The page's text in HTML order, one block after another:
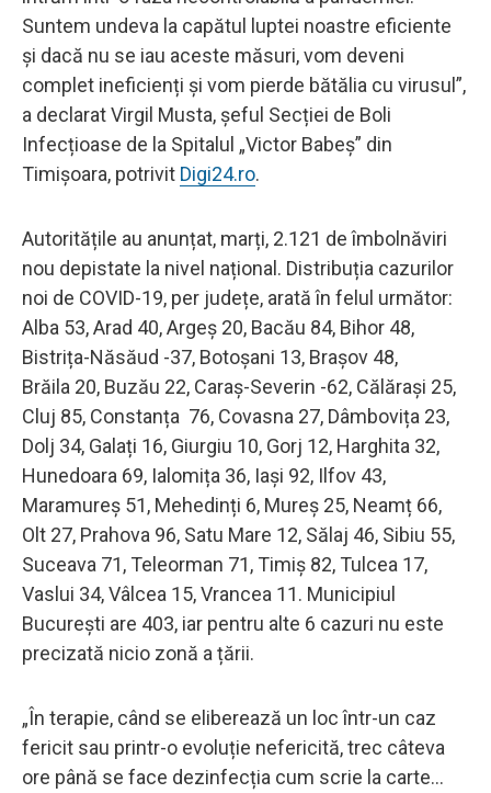
Suntem undeva la capătul luptei noastre eficiente
și dacă nu se iau aceste măsuri, vom deveni
complet ineficienți și vom pierde bătălia cu virusul”,
a declarat Virgil Musta, șeful Secției de Boli
Infecțioase de la Spitalul „Victor Babeș” din
Timișoara, potrivit Digi24.ro.
Autoritățile au anunțat, marți, 2.121 de îmbolnăviri
nou depistate la nivel național. Distribuția cazurilor
noi de COVID-19, per județe, arată în felul următor:
Alba 53, Arad 40, Argeș 20, Bacău 84, Bihor 48,
Bistrița-Năsăud -37, Botoșani 13, Brașov 48,
Brăila 20, Buzău 22, Caraș-Severin -62, Călărași 25,
Cluj 85, Constanța 76, Covasna 27, Dâmbovița 23,
Dolj 34, Galați 16, Giurgiu 10, Gorj 12, Harghita 32,
Hunedoara 69, Ialomița 36, Iași 92, Ilfov 43,
Maramureș 51, Mehedinți 6, Mureș 25, Neamț 66,
Olt 27, Prahova 96, Satu Mare 12, Sălaj 46, Sibiu 55,
Suceava 71, Teleorman 71, Timiș 82, Tulcea 17,
Vaslui 34, Vâlcea 15, Vrancea 11. Municipiul
București are 403, iar pentru alte 6 cazuri nu este
precizată nicio zonă a țării.
„În terapie, când se eliberează un loc într-un caz
fericit sau printr-o evoluție nefericită, trec câteva
ore până se face dezinfecția cum scrie la carte...